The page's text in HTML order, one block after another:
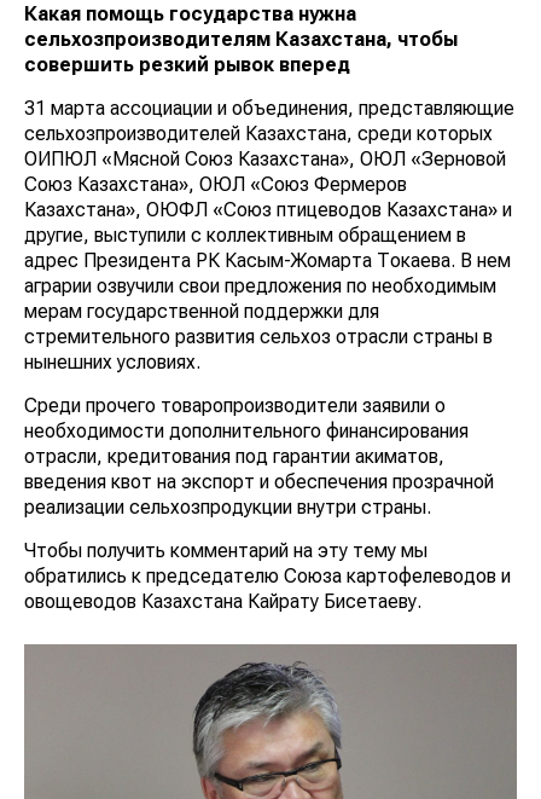
Какая помощь государства нужна
сельхозпроизводителям Казахстана, чтобы
совершить резкий рывок вперед
31 марта ассоциации и объединения, представляющие
сельхозпроизводителей Казахстана, среди которых
ОИПЮЛ «Мясной Союз Казахстана», ОЮЛ «Зерновой
Союз Казахстана», ОЮЛ «Союз Фермеров
Казахстана», ОЮФЛ «Союз птицеводов Казахстана» и
другие, выступили с коллективным обращением в
адрес Президента РК Касым-Жомарта Токаева. В нем
аграрии озвучили свои предложения по необходимым
мерам государственной поддержки для
стремительного развития сельхоз отрасли страны в
нынешних условиях.
Среди прочего товаропроизводители заявили о
необходимости дополнительного финансирования
отрасли, кредитования под гарантии акиматов,
введения квот на экспорт и обеспечения прозрачной
реализации сельхозпродукции внутри страны.
Чтобы получить комментарий на эту тему мы
обратились к председателю Союза картофелеводов и
овощеводов Казахстана Кайрату Бисетаеву.